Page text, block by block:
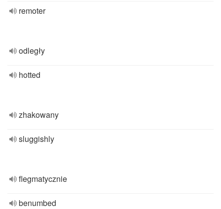
remoter
odległy
hotted
zhakowany
sluggishly
flegmatycznie
benumbed